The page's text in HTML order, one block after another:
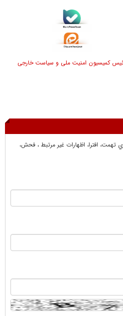
کمیسیون امنیت ملی و سیاست خارجی
تهمت، افترا، اظهارات غير مرتبط ، فحش،